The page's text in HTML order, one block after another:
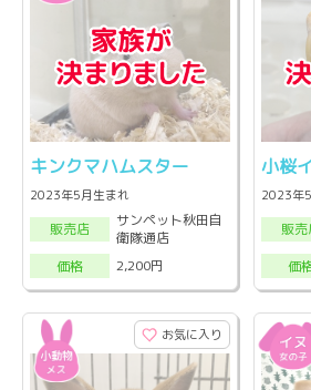
キンクマハムスター
2023年5月生まれ
販売店
サンペット秋田自
衛隊通店
価格
2,200円
小桜
2023年
販売
価
お気に入り